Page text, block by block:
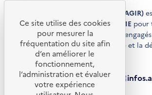
Agir pour la transition écologique (AGIR)
de conseils et de services de l'ADEME pour
acteurs économiques et territoires
contre le réchauffement climatique et la
ressources.
ademe.fr
S'ouvre librairie.ademe.fr
S'ouvre
dans
ademe.fr/presse
S'ouvre
Ce site utilise des cookies
pour mesurer la
fréquentation du site afin
d’en améliorer le
fonctionnement,
l’administration et évaluer
votre expérience